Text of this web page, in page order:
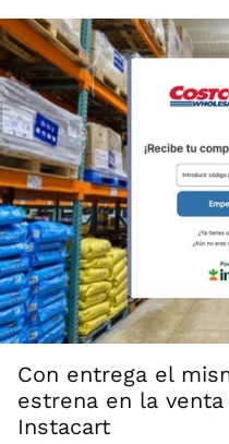
Con entrega el
estrena en la
Instacart